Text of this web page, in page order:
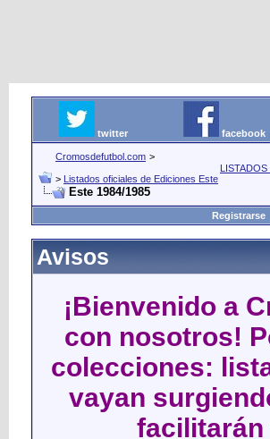
twitter facebook
Cromosdefutbol.com >
> Listados oficiales de Ediciones Este
Este 1984/1985
Registrarse
Avisos
¡Bienvenido a
con nosotros!
colecciones:
vayan